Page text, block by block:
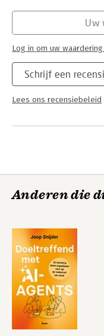
Schrijf een
Lees ons recensiebeleid
Uw
Log in om uw
Anderen die